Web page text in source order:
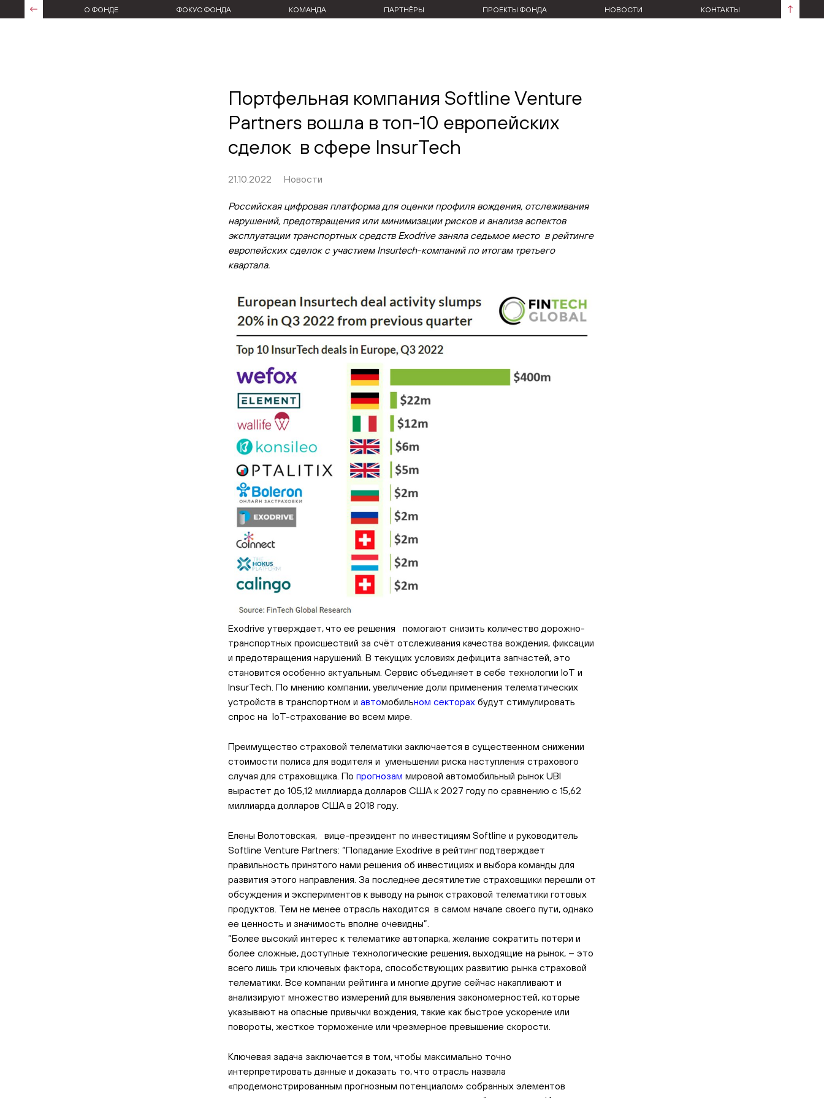
О ФОНДЕ ФОКУС ФОНДА КОМАНДА ПАРТНЁРЫ ПРОЕКТЫ ФОНДА НОВОСТИ КОНТАКТЫ
Портфельная компания Softline Venture
Partners вошла в топ-10 европейских
сделок в сфере InsurTech
21.10.2022 Новости
Российская цифровая платформа для оценки профиля вождения, отслеживания
нарушений, предотвращения или минимизации рисков и анализа аспектов
эксплуатации транспортных средств Exodrive заняла седьмое место в рейтинге
европейских сделок с участием Insurtech-компаний по итогам третьего
квартала.
Exodrive утверждает, что ее решения помогают снизить количество дорожно-
транспортных происшествий за счёт отслеживания качества вождения, фиксации
и предотвращения нарушений. В текущих условиях дефицита запчастей, это
становится особенно актуальным. Сервис объединяет в себе технологии IoT и
InsurTech. По мнению компании, увеличение доли применения телематических
устройств в транспортном и автомобильном секторах будут стимулировать
спрос на IoT-страхование во всем мире.
Преимущество страховой телематики заключается в существенном снижении
стоимости полиса для водителя и уменьшении риска наступления страхового
случая для страховщика. По прогнозам мировой автомобильный рынок UBI
вырастет до 105,12 миллиарда долларов США к 2027 году по сравнению с 15,62
миллиарда долларов США в 2018 году.
Елены Волотовская, вице-президент по инвестициям Softline и руководитель
Softline Venture Partners: “Попадание Exodrive в рейтинг подтверждает
правильность принятого нами решения об инвестициях и выбора команды для
развития этого направления. За последнее десятилетие страховщики перешли от
обсуждения и экспериментов к выводу на рынок страховой телематики готовых
продуктов. Тем не менее отрасль находится в самом начале своего пути, однако
ее ценность и значимость вполне очевидны”.
“Более высокий интерес к телематике автопарка, желание сократить потери и
более сложные, доступные технологические решения, выходящие на рынок, – это
всего лишь три ключевых фактора, способствующих развитию рынка страховой
телематики. Все компании рейтинга и многие другие сейчас накапливают и
анализируют множество измерений для выявления закономерностей, которые
указывают на опасные привычки вождения, такие как быстрое ускорение или
повороты, жесткое торможение или чрезмерное превышение скорости.
Ключевая задача заключается в том, чтобы максимально точно
интерпретировать данные и доказать то, что отрасль назвала
«продемонстрированным прогнозным потенциалом» собранных элементов